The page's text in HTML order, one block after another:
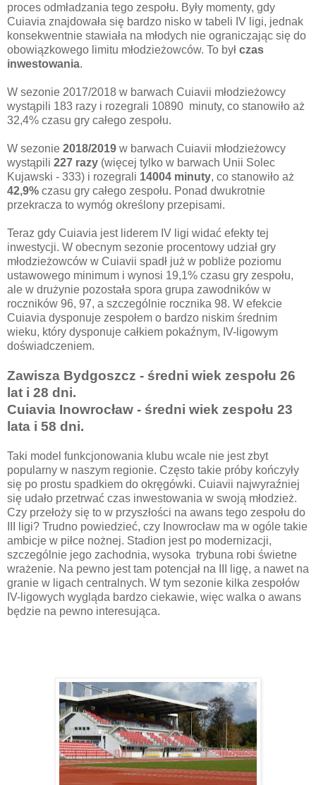
proces odmładzania tego zespołu. Były momenty, gdy
Cuiavia znajdowała się bardzo nisko w tabeli IV ligi, jednak
konsekwentnie stawiała na młodych nie ograniczając się do
obowiązkowego limitu młodzieżowców. To był czas
inwestowania.
W sezonie 2017/2018 w barwach Cuiavii młodzieżowcy
wystąpili 183 razy i rozegrali 10890 minuty, co stanowiło aż
32,4% czasu gry całego zespołu.
W sezonie 2018/2019 w barwach Cuiavii młodzieżowcy
wystąpili 227 razy (więcej tylko w barwach Unii Solec
Kujawski - 333) i rozegrali 14004 minuty, co stanowiło aż
42,9% czasu gry całego zespołu. Ponad dwukrotnie
przekracza to wymóg określony przepisami.
Teraz gdy Cuiavia jest liderem IV ligi widać efekty tej
inwestycji. W obecnym sezonie procentowy udział gry
młodzieżowców w Cuiavii spadł już w pobliże poziomu
ustawowego minimum i wynosi 19,1% czasu gry zespołu,
ale w drużynie pozostała spora grupa zawodników w
roczników 96, 97, a szczególnie rocznika 98. W efekcie
Cuiavia dysponuje zespołem o bardzo niskim średnim
wieku, który dysponuje całkiem pokaźnym, IV-ligowym
doświadczeniem.
Zawisza Bydgoszcz - średni wiek zespołu 26
lat i 28 dni.
Cuiavia Inowrocław - średni wiek zespołu 23
lata i 58 dni.
Taki model funkcjonowania klubu wcale nie jest zbyt
popularny w naszym regionie. Często takie próby kończyły
się po prostu spadkiem do okręgówki. Cuiavii najwyraźniej
się udało przetrwać czas inwestowania w swoją młodzież.
Czy przełoży się to w przyszłości na awans tego zespołu do
III ligi? Trudno powiedzieć, czy Inowrocław ma w ogóle takie
ambicje w piłce nożnej. Stadion jest po modernizacji,
szczególnie jego zachodnia, wysoka trybuna robi świetne
wrażenie. Na pewno jest tam potencjał na III ligę, a nawet na
granie w ligach centralnych. W tym sezonie kilka zespołów
IV-ligowych wygląda bardzo ciekawie, więc walka o awans
będzie na pewno interesująca.